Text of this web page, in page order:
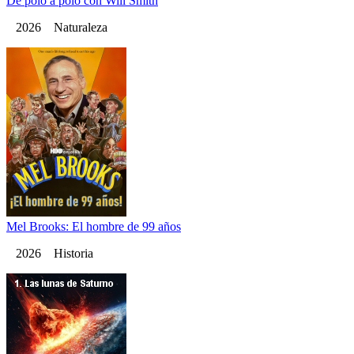
2026 Naturaleza
Mel Brooks: El hombre de 99 años
2026 Historia